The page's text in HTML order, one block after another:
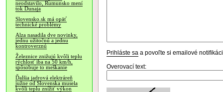
neodstavilo, Rumunsko mení
tok Dunaja
Slovensko.sk má opäť
technické problémy
Alza nasadila dve novinky,
jednu užitočnú a jednu
kontroverznú
Železnice znižujú kvôli teplu
rýchlosť iba na 50 km/h,
spôsobuje to meškanie
Ďalšia jadrová elektráreň
južne od Slovenska musela
kvôli teplu znížiť výkon
Prihláste sa a povoľte si emailové
Overovací text: